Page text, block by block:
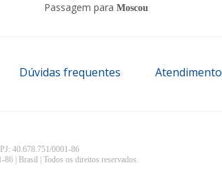
Passagem para Moscou
Dúvidas frequentes Atendimento
40.678.751/0001-86
| Brasil | Todos os direitos reservados.